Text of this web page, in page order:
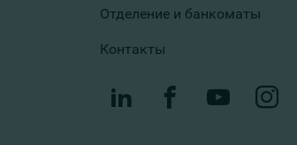
Отделение и банкоматы
Контакты